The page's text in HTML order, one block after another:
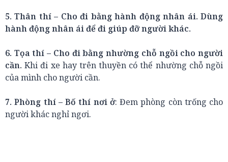
5. Thân thí – Cho đi bằng hành động nhân ái. Dùng
hành động nhân ái để đi giúp đỡ người khác.
6. Tọa thí – Cho đi bằng nhường chỗ ngồi cho người
cần. Khi đi xe hay trên thuyền có thể nhường chỗ ngồi
của mình cho người cần.
7. Phòng thí – Bố thí nơi ở: Đem phòng còn trống cho
người khác nghỉ ngơi.